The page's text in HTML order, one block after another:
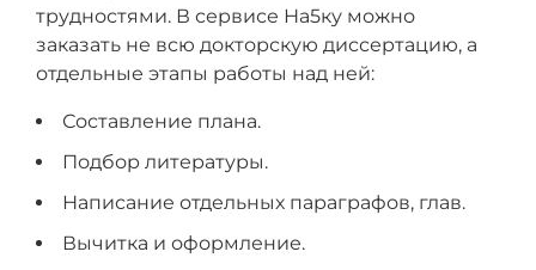
трудностями. В сервисе На5ку можно
заказать не всю докторскую диссертацию, а
отдельные этапы работы над ней:
Составление плана.
Подбор литературы.
Написание отдельных параграфов, глав.
Вычитка и оформление.